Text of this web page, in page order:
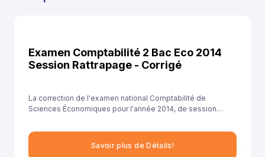
Examen Comptabilité 2 Bac Eco 2014
Session Rattrapage - Corrigé
La correction de l'examen national Comptabilité de
Sciences Économiques pour l'année 2014, de session
comprendre leurs erreurs et à améliorer leurs
Savoir plus de Détails!